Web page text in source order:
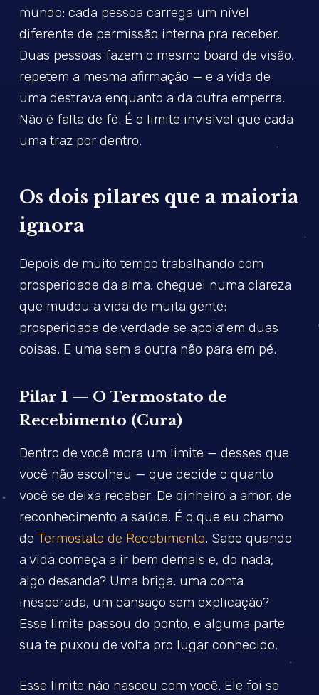
mundo: cada pessoa carrega um nível
diferente de permissão interna pra receber.
Duas pessoas fazem o mesmo board de visão,
repetem a mesma afirmação — e a vida de
uma destrava enquanto a da outra emperra.
Não é falta de fé. É o limite invisível que cada
uma traz por dentro.
Os dois pilares que a maioria
ignora
Depois de muito tempo trabalhando com
prosperidade da alma, cheguei numa clareza
que mudou a vida de muita gente:
prosperidade de verdade se apoia em duas
coisas. E uma sem a outra não para em pé.
Pilar 1 — O Termostato de
Recebimento (Cura)
Dentro de você mora um limite — desses que
você não escolheu — que decide o quanto
você se deixa receber. De dinheiro a amor, de
reconhecimento a saúde. É o que eu chamo
de Termostato de Recebimento. Sabe quando
a vida começa a ir bem demais e, do nada,
algo desanda? Uma briga, uma conta
inesperada, um cansaço sem explicação?
Esse limite passou do ponto, e alguma parte
sua te puxou de volta pro lugar conhecido.
Esse limite não nasceu com você. Ele foi se